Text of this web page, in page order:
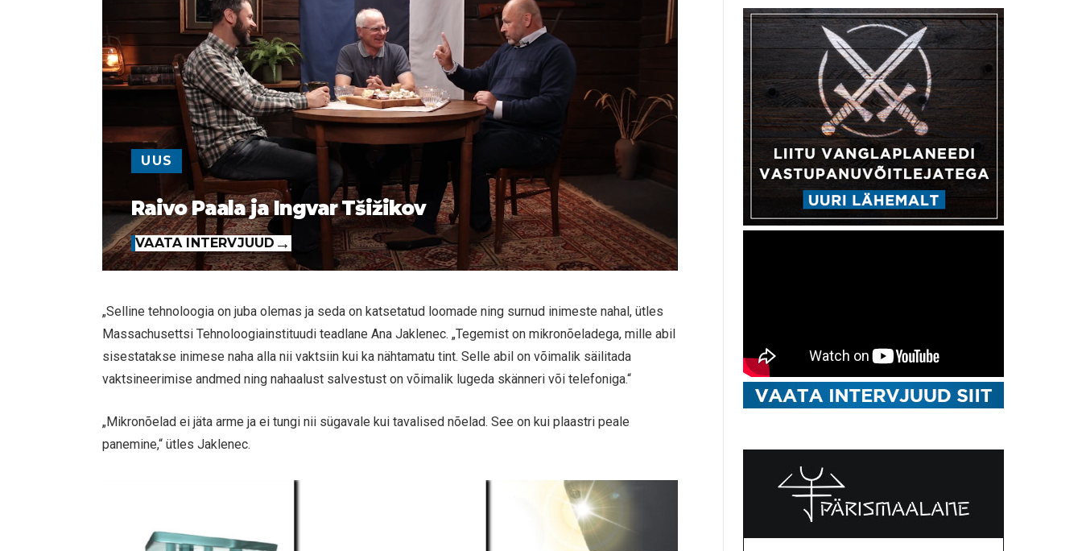
UUS
Raivo Paala ja Ingvar Tšižikov
VAATA INTERVJUUD
„Selline tehnoloogia on juba olemas ja seda on katsetatud loomade ning surnud inimeste nahal, ütles
Massachusettsi Tehnoloogiainstituudi teadlane Ana Jaklenec. „Tegemist on mikronõeladega, mille abil
sisestatakse inimese naha alla nii vaktsiin kui ka nähtamatu tint. Selle abil on võimalik säilitada
vaktsineerimise andmed ning nahaalust salvestust on võimalik lugeda skänneri või telefoniga.“
„Mikronõelad ei jäta arme ja ei tungi nii sügavale kui tavalised nõelad. See on kui plaastri peale
panemine,“ ütles Jaklenec.